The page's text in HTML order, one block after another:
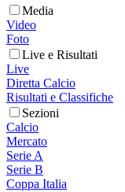
Media
Video
Foto
Live e Risultati
Live
Diretta Calcio
Risultati e Classifiche
Sezioni
Calcio
Mercato
Serie A
Serie B
Coppa Italia